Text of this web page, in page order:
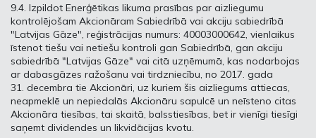
9.4. Izpildot Enerģētikas likuma prasības par aizliegumu
kontrolējošam Akcionāram Sabiedrībā vai akciju sabiedrībā
"Latvijas Gāze", reģistrācijas numurs: 40003000642, vienlaikus
īstenot tiešu vai netiešu kontroli gan Sabiedrībā, gan akciju
sabiedrībā "Latvijas Gāze" vai citā uzņēmumā, kas nodarbojas
ar dabasgāzes ražošanu vai tirdzniecību, no 2017. gada
31. decembra tie Akcionāri, uz kuriem šis aizliegums attiecas,
neapmeklē un nepiedalās Akcionāru sapulcē un neīsteno citas
Akcionāra tiesības, tai skaitā, balsstiesības, bet ir vienīgi tiesīgi
saņemt dividendes un likvidācijas kvotu.